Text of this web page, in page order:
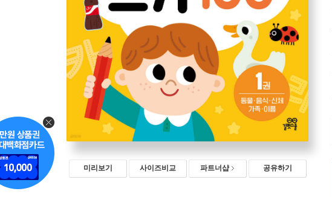
미리보기 사이즈비교 파트너샵 공유하기